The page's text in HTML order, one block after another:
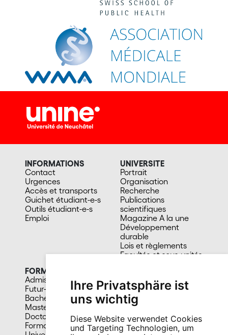
Ihre Privatsphäre ist
uns wichtig
Diese Website verwendet Cookies
und Targeting Technologien, um
INFORMATIONS
Contact
Urgences
Accès et transports
Guichet étudiant-e-s
Outils étudiant-e-s
Emploi
UNIVERSITE
Portrait
Organisation
Recherche
Publications
scientifiques
Magazine A la une
Développement
durable
Lois et règlements
Facultés et sous-unités
FORMATION
Admission
Futur-e étudiant-e
Bachelors
Masters
Doctorat
Formation continue
Bibliothèques
Culture et vie sociale
Sports
Santé
Cafétérias
En images